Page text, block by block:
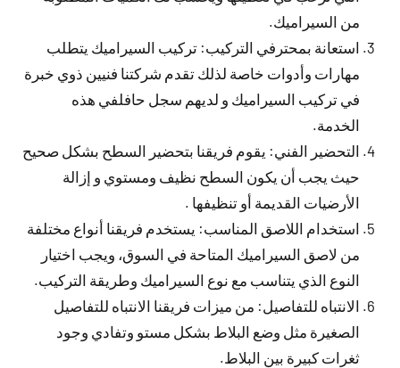
من السيراميك.
استعانة بمحترفي التركيب: تركيب السيراميك يتطلب
مهارات وأدوات خاصة لذلك تقدم شركتنا فنيين ذوي خبرة
في تركيب السيراميك و لديهم سجل حافلفي هذه
الخدمة.
التحضير الفني: يقوم فريقنا بتحضير السطح بشكل صحيح
حيث يجب أن يكون السطح نظيف ومستوي و إزالة
الأرضيات القديمة أو تنظيفها .
استخدام اللاصق المناسب: يستخدم فريقنا أنواع مختلفة
من لاصق السيراميك المتاحة في السوق، ويجب اختيار
النوع الذي يتناسب مع نوع السيراميك وطريقة التركيب.
الانتباه للتفاصيل: من ميزات فريقنا الانتباه للتفاصيل
الصغيرة مثل وضع البلاط بشكل مستو وتفادي وجود
ثغرات كبيرة بين البلاط.